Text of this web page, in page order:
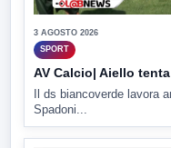
3 AGOSTO 2026
SPORT
AV Calcio| Aiello
Il ds biancoverde lavora
Spadoni...